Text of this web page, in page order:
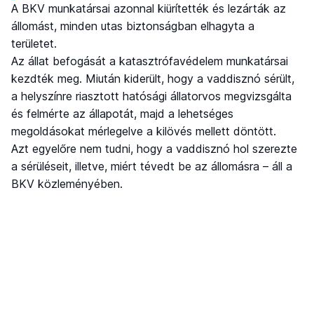
A BKV munkatársai azonnal kiürítették és lezárták az
állomást, minden utas biztonságban elhagyta a
területet.
Az állat befogását a katasztrófavédelem munkatársai
kezdték meg. Miután kiderült, hogy a vaddisznó sérült,
a helyszínre riasztott hatósági állatorvos megvizsgálta
és felmérte az állapotát, majd a lehetséges
megoldásokat mérlegelve a kilövés mellett döntött.
Azt egyelőre nem tudni, hogy a vaddisznó hol szerezte
a sérüléseit, illetve, miért tévedt be az állomásra – áll a
BKV közleményében.